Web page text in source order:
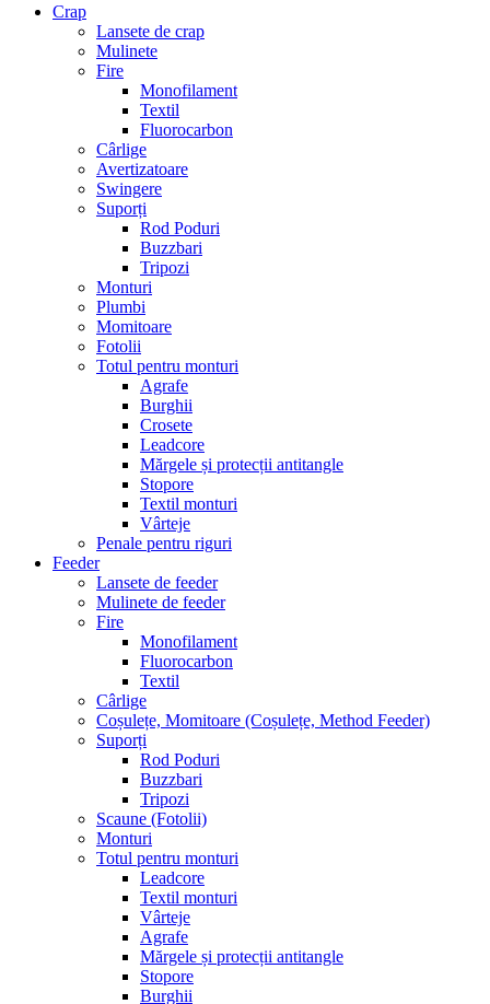
Crap
Lansete de crap
Mulinete
Fire
Monofilament
Textil
Fluorocarbon
Cârlige
Avertizatoare
Swingere
Suporți
Rod Poduri
Buzzbari
Tripozi
Monturi
Plumbi
Momitoare
Fotolii
Totul pentru monturi
Agrafe
Burghii
Crosete
Leadcore
Mărgele și protecții antitangle
Stopore
Textil monturi
Vârteje
Penale pentru riguri
Feeder
Lansete de feeder
Mulinete de feeder
Fire
Monofilament
Fluorocarbon
Textil
Cârlige
Coșulețe, Momitoare (Coșulețe, Method Feeder)
Suporți
Rod Poduri
Buzzbari
Tripozi
Scaune (Fotolii)
Monturi
Totul pentru monturi
Leadcore
Textil monturi
Vârteje
Agrafe
Mărgele și protecții antitangle
Stopore
Burghii